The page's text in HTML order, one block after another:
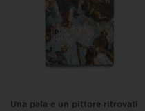
Una pala e un pittore ritrovati